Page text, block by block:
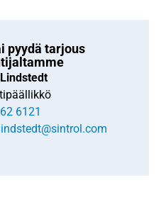
pyydä tarjous
6121